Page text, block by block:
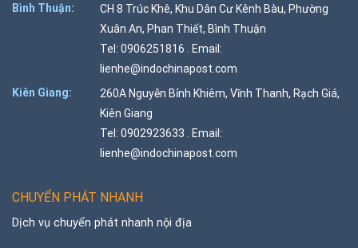
Bình Thuận:
CH 8 Trúc Khê, Khu Dân Cư Kênh Bàu, Phường
Xuân An, Phan Thiết, Bình Thuận
Tel: 0906251816 . Email:
lienhe@indochinapost.com
Kiên Giang:
260A Nguyễn Bỉnh Khiêm, Vĩnh Thanh, Rạch Giá,
Kiên Giang
Tel: 0902923633 . Email:
lienhe@indochinapost.com
CHUYỂN PHÁT NHANH
Dịch vụ chuyển phát nhanh nội địa